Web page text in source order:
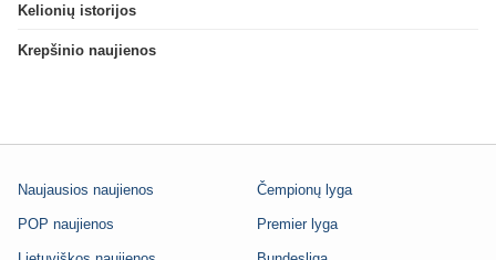
Kelionių istorijos
Krepšinio naujienos
Naujausios naujienos
POP naujienos
Čempionų lyga
Premier lyga